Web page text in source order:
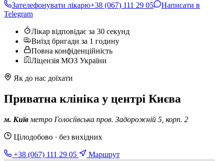
Зателефонувати лікарю+38 (067) 111 29 05
Написати в
Telegram
Лікар відповідає за 30 секунд
Виїзд бригади за 1 годину
Повна конфіденційність
Ліцензія МОЗ України
Як до нас доїхати
Приватна клініка у центрі Києва
м. Київ метро Голосіївська пров. Задорожній 5, корп. 2
Цілодобово · без вихідних
+38 (067) 111 29 05 Маршрут